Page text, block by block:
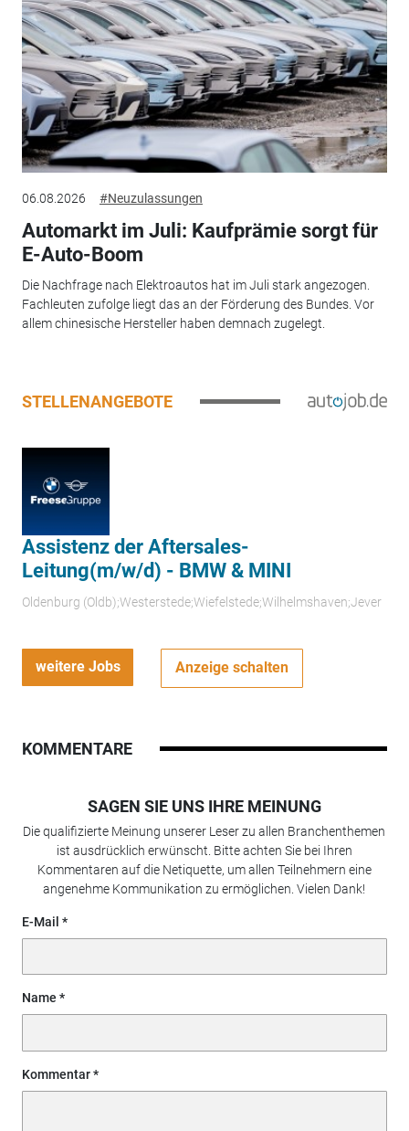
06.08.2026 #Neuzulassungen
Automarkt im Juli: Kaufprämie sorgt für
E-Auto-Boom
Die Nachfrage nach Elektroautos hat im Juli stark angezogen.
Fachleuten zufolge liegt das an der Förderung des Bundes. Vor
allem chinesische Hersteller haben demnach zugelegt.
STELLENANGEBOTE
Assistenz der Aftersales-
Leitung(m/w/d) - BMW & MINI
Oldenburg (Oldb);Westerstede;Wiefelstede;Wilhelmshaven;Jever
weitere Jobs Anzeige schalten
KOMMENTARE
SAGEN SIE UNS IHRE MEINUNG
Die qualifizierte Meinung unserer Leser zu allen Branchenthemen
ist ausdrücklich erwünscht. Bitte achten Sie bei Ihren
Kommentaren auf die Netiquette, um allen Teilnehmern eine
angenehme Kommunikation zu ermöglichen. Vielen Dank!
E-Mail
Name
Kommentar